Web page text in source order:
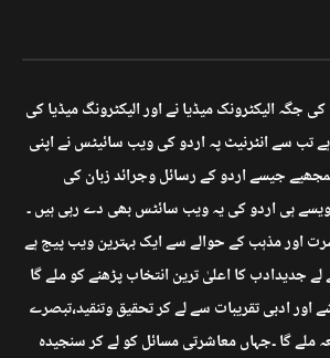
جگہ الیکٹرونک میڈیا نے اور الیکٹرونگ میڈیا کی
تب سے انٹرنیٹ پہ اردو کی ویب سائیٹس نے اپنی
جیسے اردو کے رسائل وجرائد زبان کی
ہی اردو کی یہ ویب سائٹس بھی دے رہی ہیں ۔
اور مذہب کے حوالے سے ایک بہترین ویب پیج ہے
جدیدادب کا اعلیٰ ترین انتخاب پڑھنے کو ملے گا
ادبی تقریبات سے لے کر تحقیق وتنقید،تبصرے
ملے گا ۔جہاں معاشرتی مسائل کو لے کر سنجیدہ